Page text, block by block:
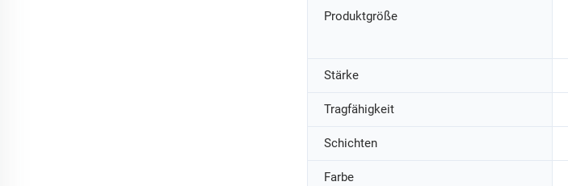
Produktgröße
Stärke
Tragfähigkeit
Schichten
Farbe